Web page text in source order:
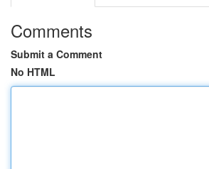
Comments
Submit a Comment
No HTML